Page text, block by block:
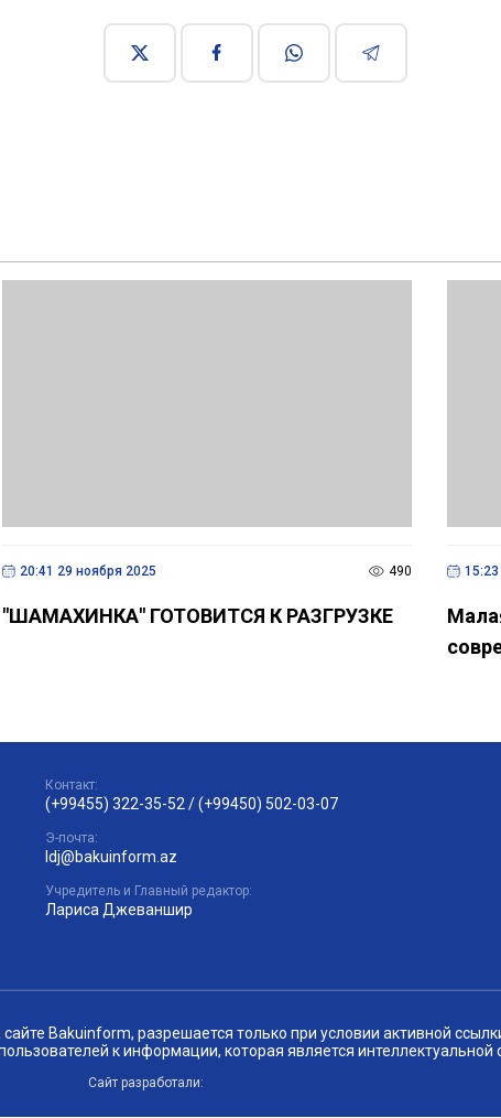
20:41 29 ноября 2025 490
"ШАМАХИНКА" ГОТОВИТСЯ К РАЗГРУЗКЕ
Контакт:
(+99455) 322-35-52 /(+99450) 502-03-07
Э-почта:
ldj@bakuinform.az
Учредитель и Главный редактор:
Лариса Джеваншир
Bakuinform, разрешается только при условии активной
к информации, которая является интеллектуальной
Сайт разработали: